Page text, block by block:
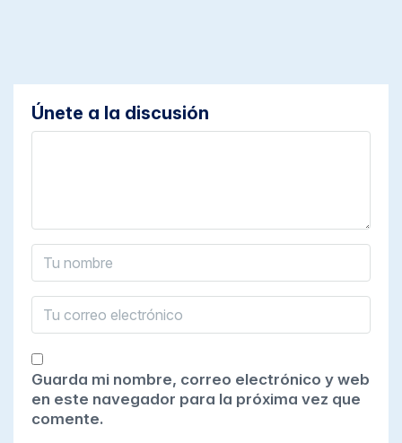
Únete a la discusión
Guarda mi nombre, correo electrónico y web
en este navegador para la próxima vez que
comente.